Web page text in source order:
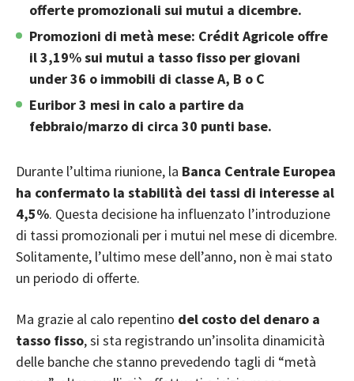
offerte promozionali sui mutui a dicembre.
Promozioni di metà mese: Crédit Agricole offre
il 3,19% sui mutui a tasso fisso per giovani
under 36 o immobili di classe A, B o C
Euribor 3 mesi in calo a partire da
febbraio/marzo di circa 30 punti base.
Durante l’ultima riunione, la Banca Centrale Europea
ha confermato la stabilità dei tassi di interesse al
4,5%. Questa decisione ha influenzato l’introduzione
di tassi promozionali per i mutui nel mese di dicembre.
Solitamente, l’ultimo mese dell’anno, non è mai stato
un periodo di offerte.
Ma grazie al calo repentino del costo del denaro a
tasso fisso, si sta registrando un’insolita dinamicità
delle banche che stanno prevedendo tagli di “metà